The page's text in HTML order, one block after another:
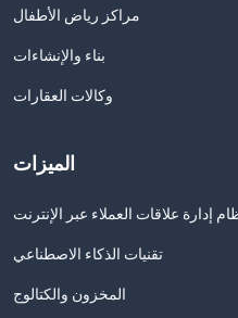
مراكز رياض الأطفال
بناء والإنشاءات
وكالات العقارات
الميزات
إدارة علاقات العملاء عبر الإنترنت
تقنيات الذكاء الاصطناعي
المخزون والكتالوج